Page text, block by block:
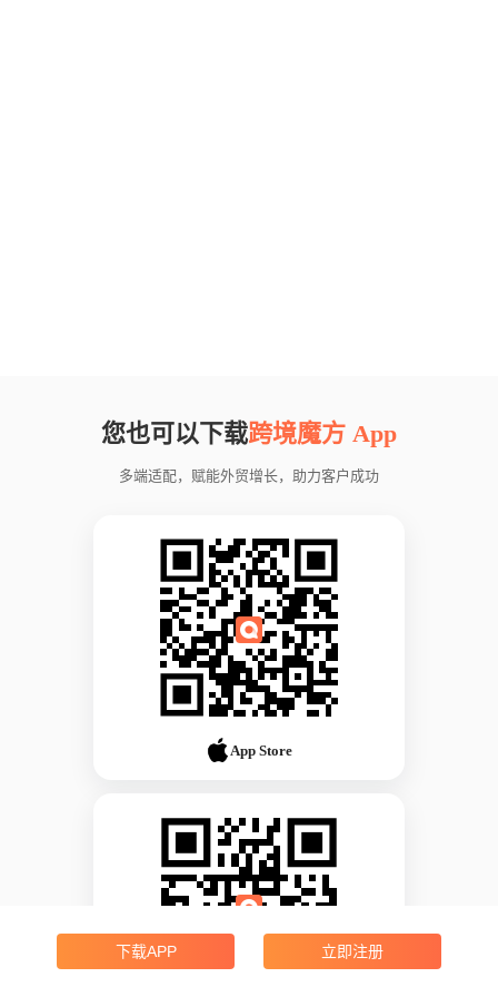
您也可以下载跨境魔方 App
多端适配，赋能外贸增长，助力客户成功
App Store
下载APP 立即注册